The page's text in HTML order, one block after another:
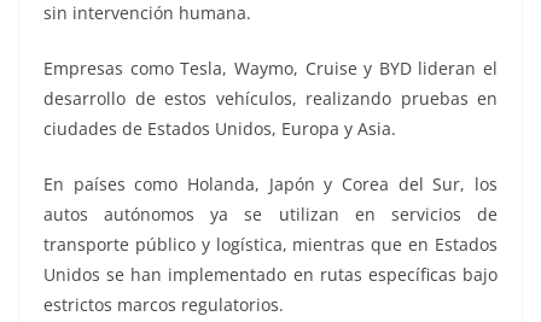
sin intervención humana.
Empresas como Tesla, Waymo, Cruise y BYD lideran el
desarrollo de estos vehículos, realizando pruebas en
ciudades de Estados Unidos, Europa y Asia.
En países como Holanda, Japón y Corea del Sur, los
autos autónomos ya se utilizan en servicios de
transporte público y logística, mientras que en Estados
Unidos se han implementado en rutas específicas bajo
estrictos marcos regulatorios.